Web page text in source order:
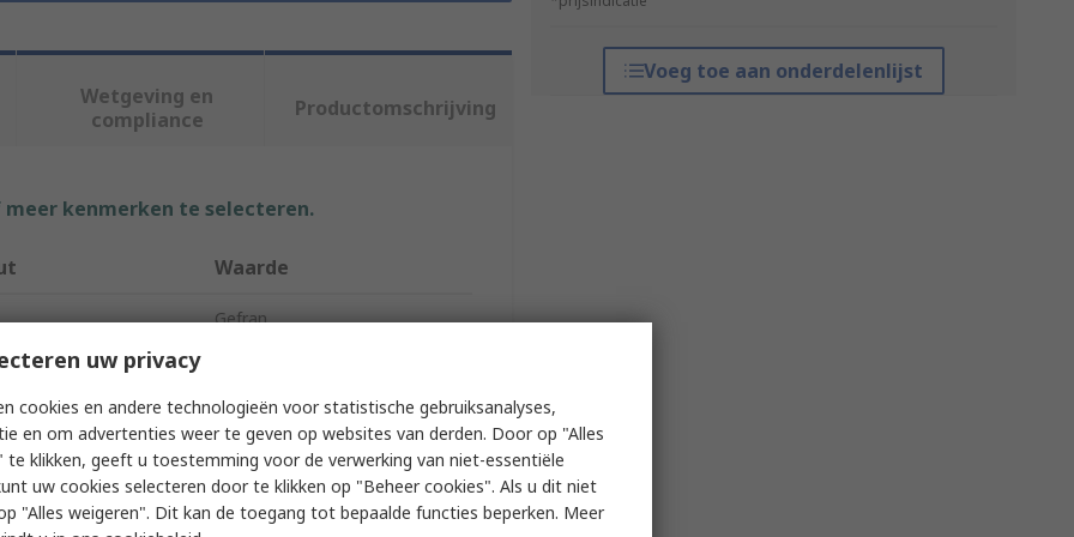
Voeg toe aan onderdelenlijst
Wetgeving en
compliance
Productomschrijving
kenmerken te selecteren.
Waarde
Gefran
Axis 1
Range ±60°
12 bit
uw privacy
cookies en andere technologieën voor statistische gebruiksanalyses,
en om advertenties weer te geven op websites van derden. Door op "Alles
te klikken, geeft u toestemming voor de verwerking van niet-essentiële
uw cookies selecteren door te klikken op "Beheer cookies". Als u dit niet
"Alles weigeren". Dit kan de toegang tot bepaalde functies beperken. Meer